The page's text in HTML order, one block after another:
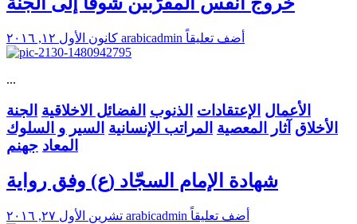
arabicadmin أضف تعليقاً
...
الأعمال الإعتقادات الذنوب الفضائل الاخلاقية الجنة
الأخلاق آثار المعصية المراتب الإنسانية السير و السلوك
المعاد جهنم
شهادة الإمام السجّاد (ع) وفق رواية
arabicadmin أضف تعليقاً